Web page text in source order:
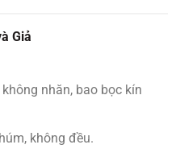
Giả
nhăn, bao bọc kín
không đều.